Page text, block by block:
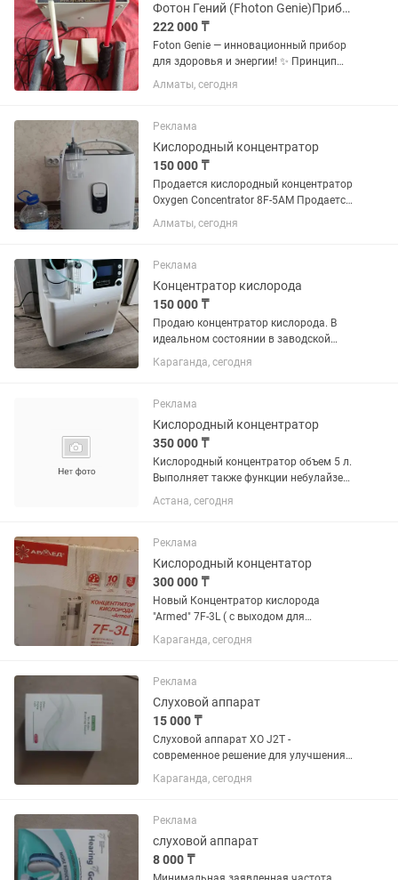
Фотон Гений (Fhoton Genie)Прибор для домашней терапии
222 000 ₸
Foton Genie — инновационный прибор
для здоровья и энергии! ✨ Принцип
работы: Использует ионизированные
газы (аргон, неон) для генерации
восстанавливающих энергетический...
Алматы, сегодня
Реклама
Кислородный концентратор
150 000 ₸
Продается кислородный концентратор
Oxygen Concentrator 8F-5AM Продается
кислородный концентратор Oxygen
Concentrator 8F-5AM в отличном
около 4 лет назад за 350 000...
Алматы, сегодня
Реклама
Концентратор кислорода
150 000 ₸
Продаю концентратор кислорода. В
идеальном состоянии в заводской
коробке. Пользовались один месяц.
Торг
Караганда, сегодня
Реклама
Кислородный концентратор
350 000 ₸
Кислородный концентратор объем 5 л.
Выполняет также функции небулайзер
ингалятор.
Астана, сегодня
Реклама
Кислородный концентатор
300 000 ₸
Новый Концентратор кислорода
"Armed" 7F-3L ( с выходом для
ингаляции. Аппарат в классическом
исполнении и мощностью 3 л/мин
лечения заболеваний дыхательных
путей
Караганда, сегодня
Реклама
Слуховой аппарат
15 000 ₸
Слуховой аппарат ХО J2T -
современное решение для улучшения
качества жизни, обеспечивающее
чёткий звук и долговечную работу.
настройте звук под свои...
Караганда, сегодня
Реклама
слуховой аппарат
8 000 ₸